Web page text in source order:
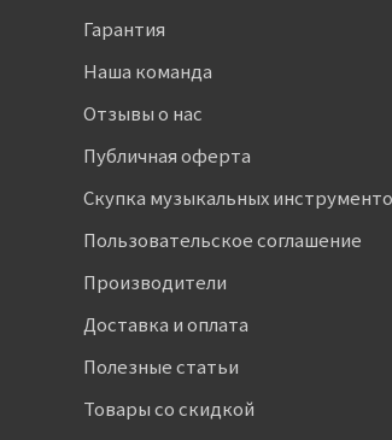
Гарантия
Наша команда
Отзывы о нас
Публичная оферта
Скупка музыкальных
Пользовательское соглашение
Производители
Доставка и оплата
Полезные статьи
Товары со скидкой